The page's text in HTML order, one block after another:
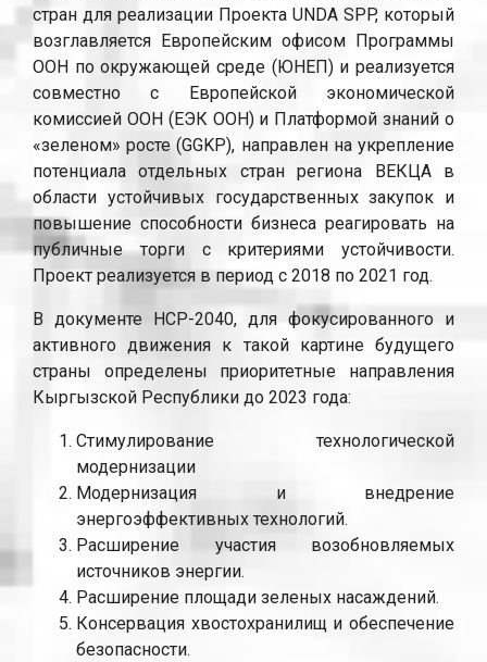
стран для реализации Проекта UNDA SPP, который
возглавляется Европейским офисом Программы
ООН по окружающей среде (ЮНЕП) и реализуется
совместно с Европейской экономической
комиссией ООН (ЕЭК ООН) и Платформой знаний о
«зеленом» росте (GGKP), направлен на укрепление
потенциала отдельных стран региона ВЕКЦА в
области устойчивых государственных закупок и
повышение способности бизнеса реагировать на
публичные торги с критериями устойчивости.
Проект реализуется в период с 2018 по 2021 год.
В документе НСР-2040, для фокусированного и
активного движения к такой картине будущего
страны определены приоритетные направления
Кыргызской Республики до 2023 года:
Стимулирование технологической
модернизации
Модернизация и внедрение
энергоэффективных технологий.
Расширение участия возобновляемых
источников энергии.
Расширение площади зеленых насаждений.
Консервация хвостохранилищ и обеспечение
безопасности.